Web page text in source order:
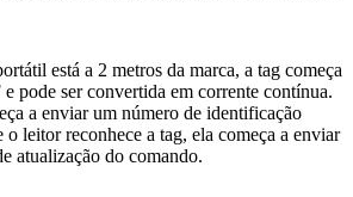
está a 2 metros da marca, a tag começa
pode ser convertida em corrente contínua.
a enviar um número de identificação
leitor reconhece a tag, ela começa a enviar
atualização do comando.